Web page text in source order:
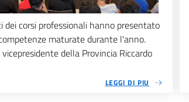
dei corsi professionali hanno presentato
maturate durante l'anno.
della Provincia Riccardo
LEGGI DI PIU